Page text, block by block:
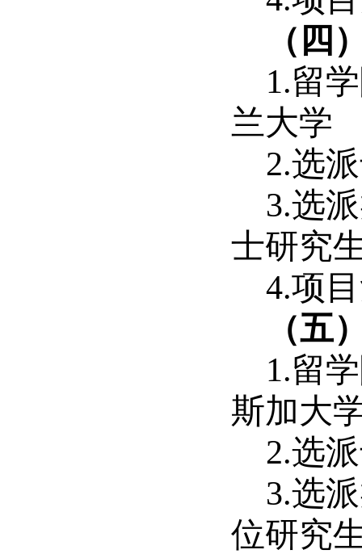
（四
1.留
兰大学
2.选
3.选
士研究
4.项
（五
1.留
斯加大
2.选
3.选
位研究